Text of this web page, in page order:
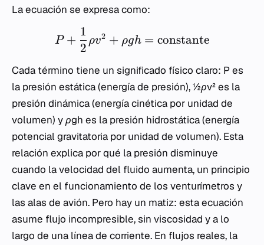
La ecuación se expresa como:
P +
2
1
ρv2 + ρgh = constante
Cada término tiene un significado físico claro: Pes
la presión estática (energía de presión),½ρv²es la
presión dinámica (energía cinética por unidad de
volumen) yρgh es la presión hidrostática (energía
potencial gravitatoria por unidad de volumen). Esta
relación explica por qué la presión disminuye
cuando la velocidad del fluido aumenta, un principio
clave en el funcionamiento de los venturímetros y
las alas de avión. Pero hay un matiz: esta ecuación
asume flujo incompresible, sin viscosidad y a lo
largo de una línea de corriente. En flujos reales, la